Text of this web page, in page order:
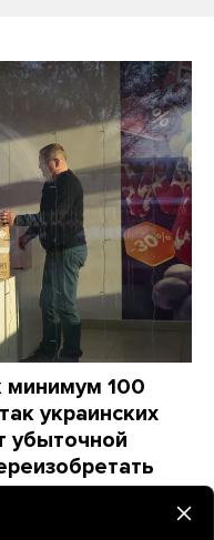
минимум 100
украинских
убыточной
Bell